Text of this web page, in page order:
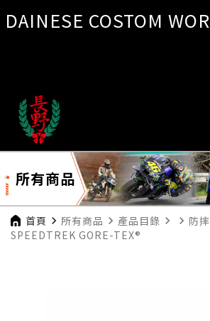
DAINESE COSTOM
所有商品
首頁 navigate_next 所有商品 navigate_next 產品目錄 navigate_next navigate_next 防
SPEEDTREK GORE-TEX®